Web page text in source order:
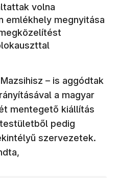
volna
emlékhely megnyitása
– is aggódtak
a magyar
mentegető kiállítás
pedig
szervezetek.